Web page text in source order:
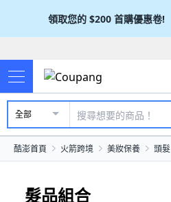
領取您的 $200 首購優惠卷!
全部
酷澎首頁 火箭跨境 美妝保養 頭髮
髮品組合